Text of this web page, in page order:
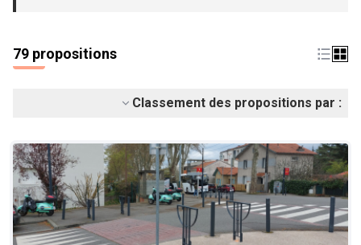
79 propositions
Classement des propositions par :